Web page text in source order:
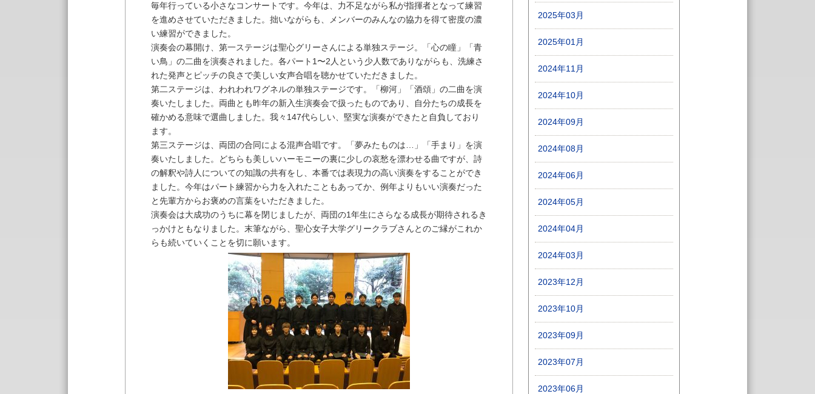
毎年行っている小さなコンサートです。今年は、力不足ながら私が指揮者となって練習
を進めさせていただきました。拙いながらも、メンバーのみんなの協力を得て密度の濃
い練習ができました。
演奏会の幕開け、第一ステージは聖心グリーさんによる単独ステージ。「心の瞳」「青
い鳥」の二曲を演奏されました。各パート1〜2人という少人数でありながらも、洗練さ
れた発声とピッチの良さで美しい女声合唱を聴かせていただきました。
第二ステージは、われわれワグネルの単独ステージです。「柳河」「酒頌」の二曲を演
奏いたしました。両曲とも昨年の新入生演奏会で扱ったものであり、自分たちの成長を
確かめる意味で選曲しました。我々147代らしい、堅実な演奏ができたと自負しており
ます。
第三ステージは、両団の合同による混声合唱です。「夢みたものは…」「手まり」を演
奏いたしました。どちらも美しいハーモニーの裏に少しの哀愁を漂わせる曲ですが、詩
の解釈や詩人についての知識の共有をし、本番では表現力の高い演奏をすることができ
ました。今年はパート練習から力を入れたこともあってか、例年よりもいい演奏だった
と先輩方からお褒めの言葉をいただきました。
演奏会は大成功のうちに幕を閉じましたが、両団の1年生にさらなる成長が期待されるき
っかけともなりました。末筆ながら、聖心女子大学グリークラブさんとのご縁がこれか
らも続いていくことを切に願います。
2025年03月
2025年01月
2024年11月
2024年10月
2024年09月
2024年08月
2024年06月
2024年05月
2024年04月
2024年03月
2023年12月
2023年10月
2023年09月
2023年07月
2023年06月